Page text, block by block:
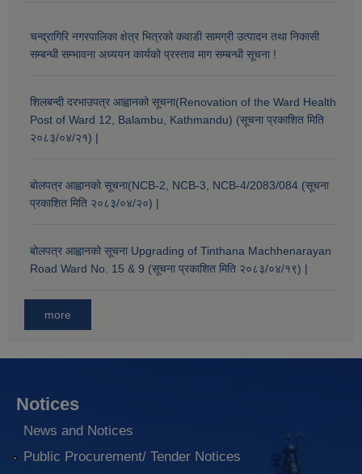
चन्द्रागिरि नगरपालिका क्षेत्र भित्रको कवाडी सामग्री उत्पादन तथा निकासी
सम्बन्धी सम्भावना अध्ययन कार्यको प्रस्ताव माग सम्बन्धी सूचना !
शिलबन्दी दरभाउपत्र आह्वानको सूचना(Renovation of the Ward Health
Post of Ward 12, Balambu, Kathmandu) (सूचना प्रकाशित मिति
२०८३/०४/२१) |
बोलपत्र आह्वानको सूचना(NCB-2, NCB-3, NCB-4/2083/084 (सूचना
प्रकाशित मिति २०८३/०४/२०) |
बोलपत्र आह्वानको सूचना Upgrading of Tinthana Machhenarayan
Road Ward No. 15 & 9 (सूचना प्रकाशित मिति २०८३/०४/१९) |
more
Notices
News and Notices
Public Procurement/ Tender Notices